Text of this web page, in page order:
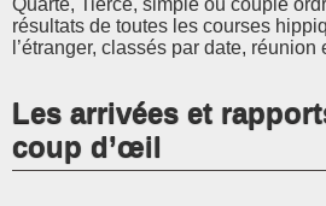
résultats de toutes les courses
l’étranger, classés par date, réunion
Les arrivées et
coup d’œil